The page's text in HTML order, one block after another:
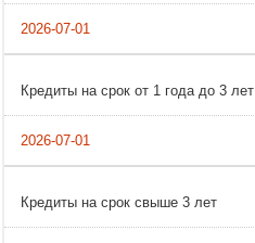
Кредиты на срок от 1 года до 3 лет
Кредиты на срок свыше 3 лет